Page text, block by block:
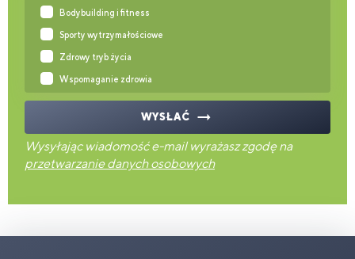
Bodybuilding i fitness
Sporty wytrzymałościowe
Zdrowy tryb życia
Wspomaganie zdrowia
WYSŁAĆ
Wysyłając wiadomość e-mail wyrażasz zgodę na
przetwarzanie danych osobowych